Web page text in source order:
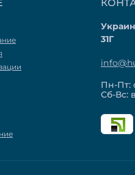
31Г
Пн-Пт:
Сб-Вс: